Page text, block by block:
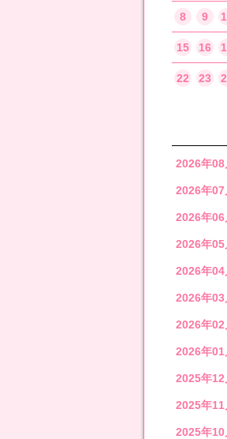
8 9
15 16
22 23
2026年08
2026年07
2026年06
2026年05
2026年04
2026年03
2026年02
2026年01
2025年12
2025年11
2025年10